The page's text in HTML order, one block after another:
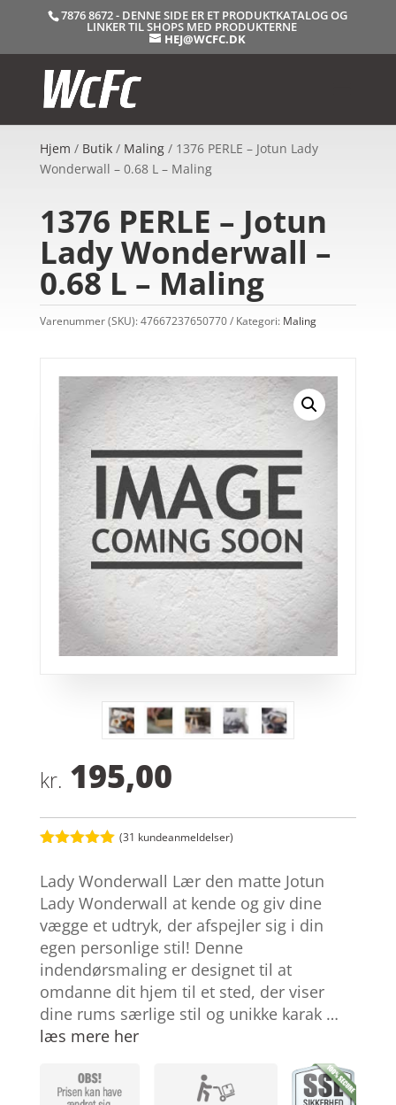
7876 8672 - DENNE SIDE ER ET PRODUKTKATALOG OG
LINKER TIL SHOPS MED PRODUKTERNE
HEJ@WCFC.DK
Hjem / Butik/ Maling/ 1376 PERLE – Jotun Lady
Wonderwall – 0.68 L – Maling
1376 PERLE – Jotun
Lady Wonderwall –
0.68 L – Maling
Varenummer (SKU):47667237650770 Kategori: Maling
kr. 195,00
af 5
baseret på
kundebedøm
melser
(31 kundeanmeldelser)
Lady Wonderwall Lær den matte Jotun
Lady Wonderwall at kende og giv dine
vægge et udtryk, der afspejler sig i din
egen personlige stil! Denne
indendørsmaling er designet til at
omdanne dit hjem til et sted, der viser
dine rums særlige stil og unikke karak …
læs mere her